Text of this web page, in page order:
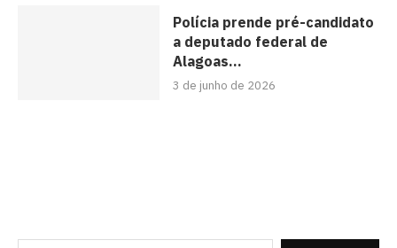
Polícia prende pré-candidato
a deputado federal de
Alagoas...
3 de junho de 2026